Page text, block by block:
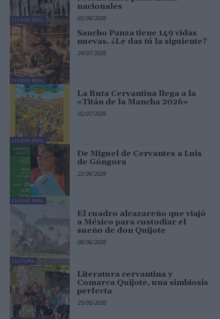
CIUDAD REAL
nacionales
02/08/2026
CIUDAD REAL
Sancho Panza tiene 149 vidas
nuevas. ¿Le das tú la siguiente?
24/07/2026
CIUDAD REAL
La Ruta Cervantina llega a la
«Titán de la Mancha 2026»
02/07/2026
CIUDAD REAL
De Miguel de Cervantes a Luis
de Góngora
22/06/2026
CULTURA
El cuadro alcazareño que viajó
a México para custodiar el
sueño de don Quijote
08/06/2026
Literatura cervantina y
Comarca Quijote, una simbiosis
perfecta
25/05/2026